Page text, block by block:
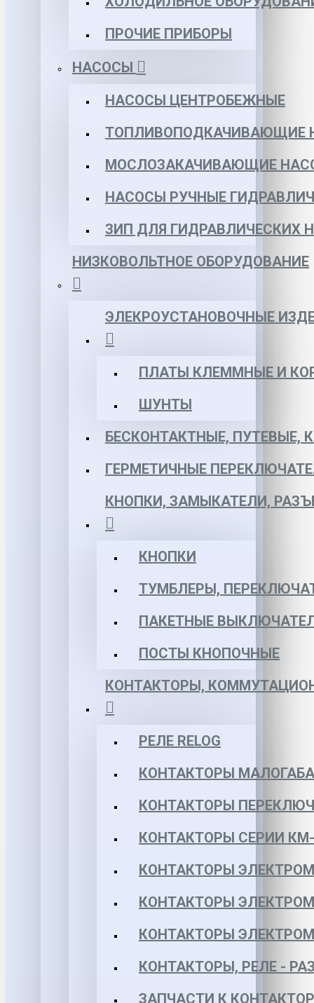
ПРОЧИЕ ПРИБОРЫ
НАСОСЫ
НАСОСЫ ЦЕНТРОБЕЖНЫЕ
ТОПЛИВОПОДКАЧИВАЮЩИЕ
МОСЛОЗАКАЧИВАЮЩИЕ
НАСОСЫ РУЧНЫЕ
ЗИП ДЛЯ ГИДРАВЛИЧЕСКИХ
НИЗКОВОЛЬТНОЕ ОБОРУДОВАНИЕ
ЭЛЕКРОУСТАНОВОЧНЫЕ
ПЛАТЫ КЛЕММНЫЕ И
ШУНТЫ
БЕСКОНТАКТНЫЕ, ПУТЕВЫЕ,
ГЕРМЕТИЧНЫЕ
КНОПКИ, ЗАМЫКАТЕЛИ,
КНОПКИ
ТУМБЛЕРЫ,
ПАКЕТНЫЕ
ПОСТЫ КНОПОЧНЫЕ
КОНТАКТОРЫ,
РЕЛЕ RELOG
КОНТАКТОРЫ
КОНТАКТОРЫ
КОНТАКТОРЫ СЕРИИ КМ-
КОНТАКТОРЫ
КОНТАКТОРЫ
КОНТАКТОРЫ
КОНТАКТОРЫ, РЕЛЕ -
ЗАПЧАСТИ К